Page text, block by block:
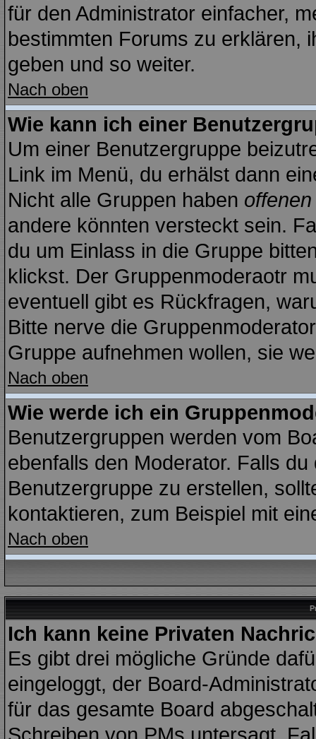
für den Administrator einfacher,
bestimmten Forums zu erklären,
geben und so weiter.
Nach oben
Wie kann ich einer
Um einer Benutzergruppe
Link im Menü, du erhälst dann
Nicht alle Gruppen haben
andere könnten versteckt sein.
du um Einlass in die Gruppe
klickst. Der Gruppenmoderaotr
eventuell gibt es Rückfragen,
Bitte nerve die
Gruppe aufnehmen wollen, sie
Nach oben
Wie werde ich ein
Benutzergruppen werden vom
ebenfalls den Moderator. Falls
Benutzergruppe zu erstellen,
kontaktieren, zum Beispiel mit
Nach oben
Ich kann keine Privaten
Es gibt drei mögliche Gründe
eingeloggt, der Board-
für das gesamte Board